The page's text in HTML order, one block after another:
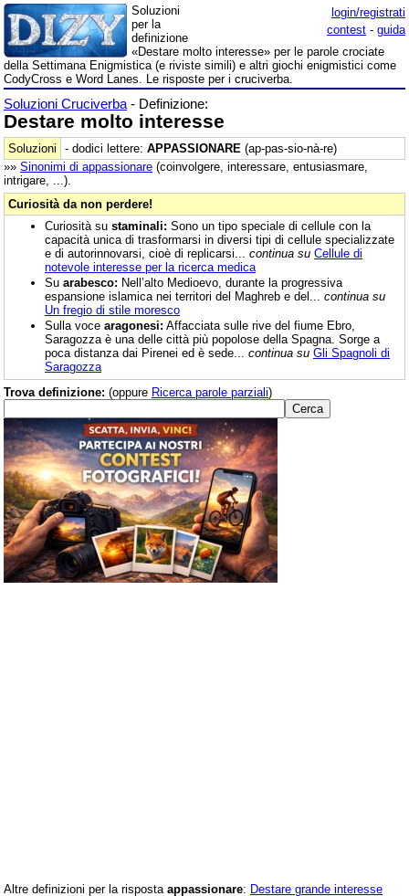
login/registrati
contest - guida
Soluzioni
per la
definizione
«Destare molto interesse» per le parole crociate
della Settimana Enigmistica (e riviste simili) e altri giochi enigmistici come
CodyCross e Word Lanes. Le risposte per i cruciverba.
Soluzioni Cruciverba - Definizione:
Destare molto interesse
Soluzioni - dodici lettere: APPASSIONARE (ap-pas-sio-nà-re)
»» Sinonimi di appassionare (coinvolgere, interessare, entusiasmare,
intrigare, ...).
Curiosità da non perdere!
Curiosità su staminali: Sono un tipo speciale di cellule con la
capacità unica di trasformarsi in diversi tipi di cellule specializzate
e di autorinnovarsi, cioè di replicarsi... continua su Cellule di
notevole interesse per la ricerca medica
Su arabesco: Nell’alto Medioevo, durante la progressiva
espansione islamica nei territori del Maghreb e del... continua su
Un fregio di stile moresco
Sulla voce aragonesi: Affacciata sulle rive del fiume Ebro,
Saragozza è una delle città più popolose della Spagna. Sorge a
poca distanza dai Pirenei ed è sede... continua su Gli Spagnoli di
Saragozza
Trova definizione: (oppure Ricerca parole parziali)
Altre definizioni per la risposta appassionare: Destare grande interesse